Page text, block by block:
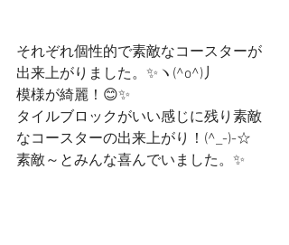
それぞれ個性的で素敵なコースターが
出来上がりました。✨ヽ(^o^)丿
模様が綺麗！😊✨
タイルブロックがいい感じに残り素敵
なコースターの出来上がり！(^_-)-☆
素敵～とみんな喜んでいました。✨